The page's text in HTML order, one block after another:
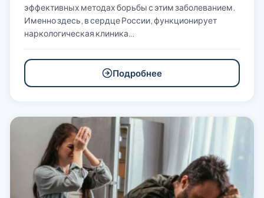
эффективных методах борьбы с этим заболеванием.
Именно здесь, в сердце России, функционирует
наркологическая клиника…
Подробнее